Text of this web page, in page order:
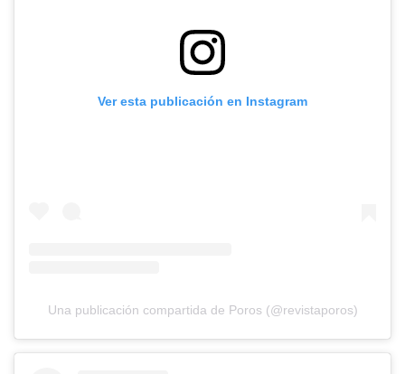
Ver esta publicación en Instagram
Una publicación compartida de Poros (@revistaporos)